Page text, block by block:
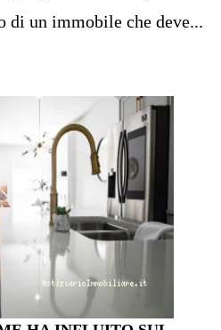
di un immobile che deve...